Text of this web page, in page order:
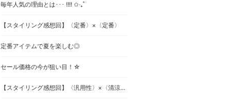
毎年人気の理由とは･･･ !!!! ✩‧₊˚
【スタイリング感想回】〈定番〉×〈定番〉
定番アイテムで夏を楽しむ◎
セール価格の今が狙い目！☆
【スタイリング感想回】〈汎用性〉×〈清涼感〉